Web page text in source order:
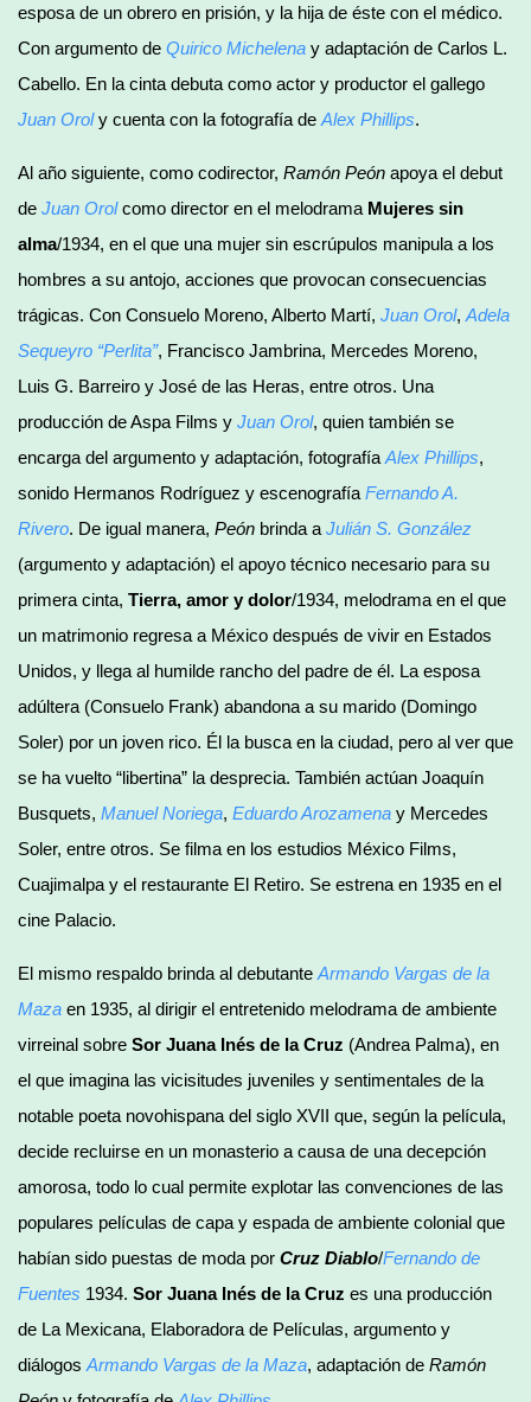
esposa de un obrero en prisión, y la hija de éste con el médico.
Con argumento de Quirico Michelena y adaptación de Carlos L.
Cabello. En la cinta debuta como actor y productor el gallego
Juan Oroly cuenta con la fotografía de Alex Phillips.
Al año siguiente, como codirector, Ramón Peón apoya el debut
de Juan Orol como director en el melodrama Mujeres sin
alma/1934, en el que una mujer sin escrúpulos manipula a los
hombres a su antojo, acciones que provocan consecuencias
trágicas. Con Consuelo Moreno, Alberto Martí, Juan Orol, Adela
Sequeyro “Perlita”, Francisco Jambrina, Mercedes Moreno,
Luis G. Barreiro y José de las Heras, entre otros. Una
producción de Aspa Films y Juan Orol, quien también se
encarga del argumento y adaptación, fotografía Alex Phillips,
sonido Hermanos Rodríguez y escenografía Fernando A.
Rivero. De igual manera, Peón brinda a Julián S. González
(argumento y adaptación) el apoyo técnico necesario para su
primera cinta, Tierra, amor y dolor/1934, melodrama en el que
un matrimonio regresa a México después de vivir en Estados
Unidos, y llega al humilde rancho del padre de él. La esposa
adúltera (Consuelo Frank) abandona a su marido (Domingo
Soler) por un joven rico. Él la busca en la ciudad, pero al ver que
se ha vuelto “libertina” la desprecia. También actúan Joaquín
Busquets, Manuel Noriega, Eduardo Arozamena y Mercedes
Soler, entre otros. Se filma en los estudios México Films,
Cuajimalpa y el restaurante El Retiro. Se estrena en 1935 en el
cine Palacio.
El mismo respaldo brinda al debutante Armando Vargas de la
Maza en 1935, al dirigir el entretenido melodrama de ambiente
virreinal sobre Sor Juana Inés de la Cruz (Andrea Palma), en
el que imagina las vicisitudes juveniles y sentimentales de la
notable poeta novohispana del siglo XVII que, según la película,
decide recluirse en un monasterio a causa de una decepción
amorosa, todo lo cual permite explotar las convenciones de las
populares películas de capa y espada de ambiente colonial que
habían sido puestas de moda por Cruz Diablo/Fernando de
Fuentes 1934. Sor Juana Inés de la Cruz es una producción
de La Mexicana, Elaboradora de Películas, argumento y
diálogos Armando Vargas de la Maza, adaptación de Ramón